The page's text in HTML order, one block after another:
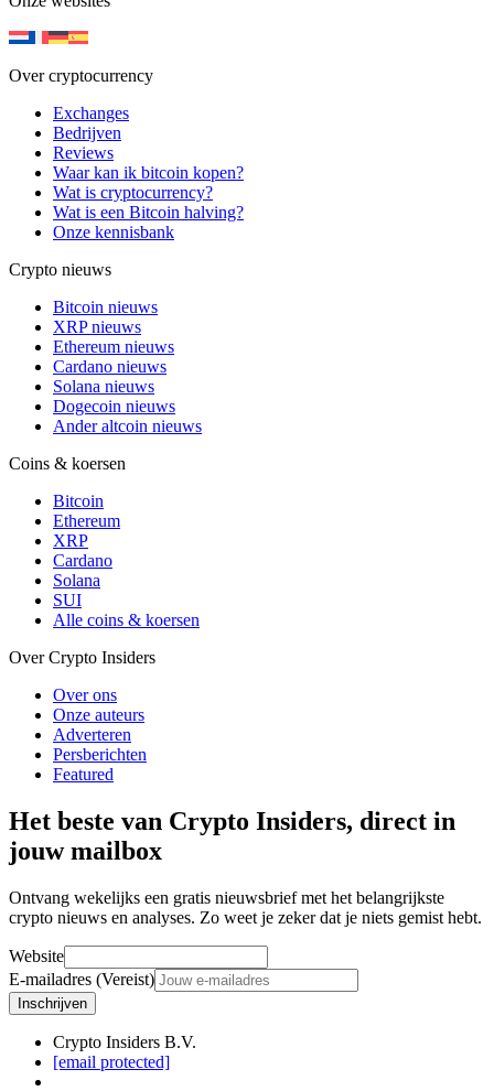
Over cryptocurrency
Exchanges
Bedrijven
Reviews
Waar kan ik bitcoin kopen?
Wat is cryptocurrency?
Wat is een Bitcoin halving?
Onze kennisbank
Crypto nieuws
Bitcoin nieuws
XRP nieuws
Ethereum nieuws
Cardano nieuws
Solana nieuws
Dogecoin nieuws
Ander altcoin nieuws
Coins & koersen
Bitcoin
Ethereum
XRP
Cardano
Solana
SUI
Alle coins & koersen
Over Crypto Insiders
Over ons
Onze auteurs
Adverteren
Persberichten
Featured
Het beste van Crypto Insiders, direct in
jouw mailbox
Ontvang wekelijks een gratis nieuwsbrief met het belangrijkste
crypto nieuws en analyses. Zo weet je zeker dat je niets gemist hebt.
Website
E-mailadres (Vereist)
Inschrijven
Crypto Insiders B.V.
[email protected]